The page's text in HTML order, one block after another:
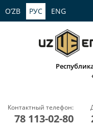
O’ZB РУС ENG
Контактный телефон:
78 113-02-80